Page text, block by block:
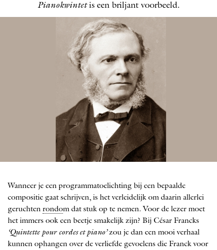
Pianokwintetis een briljant voorbeeld.
Wanneer je een programmatoelichting bij een bepaalde
compositie gaat schrijven, is het verleidelijk om daarin allerlei
geruchten rondom dat stuk op te nemen. Voor de lezer moet
het immers ook een beetje smakelijk zijn? Bij César Francks
‘Quintette pour cordes et piano’zou je dan een mooi verhaal
kunnen ophangen over de verliefde gevoelens die Franck voor